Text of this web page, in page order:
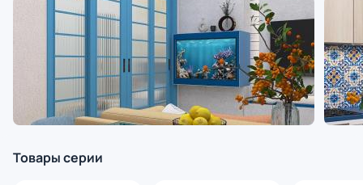
Товары серии